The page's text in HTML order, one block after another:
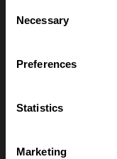
Selection
Necessary
Preferences
Statistics
Marketing